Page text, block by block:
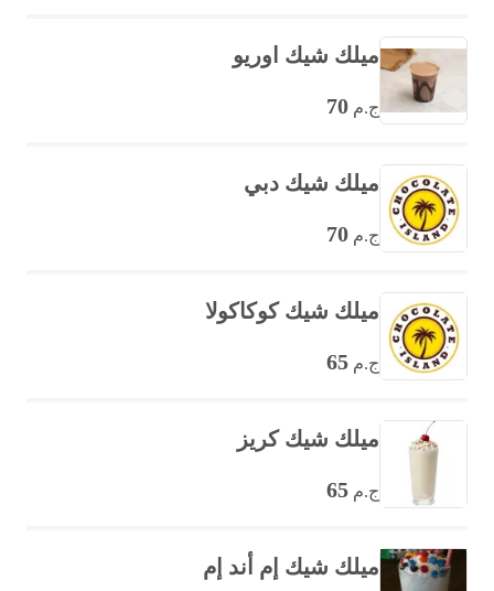
ميلك شيك اوريو
ج.م 70
ميلك شيك دبي
ج.م 70
ميلك شيك كوكاكولا
ج.م 65
ميلك شيك كريز
ج.م 65
ميلك شيك إم أند إم